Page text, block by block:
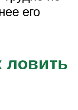
его
ловить